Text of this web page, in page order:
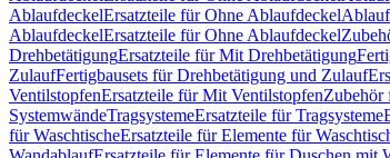
AblaufdeckelErsatzteile für Ohne Ablaufdeckel
AblaufdeckelErsatzteile für Ohne Ablaufdeckel
DrehbetätigungErsatzteile für Mit Drehbetätigung
ZulaufFertigbausets für Drehbetätigung und Zulauf
VentilstopfenErsatzteile für Mit VentilstopfenZubehör
SystemwändeTragsystemeErsatzteile für Tragsysteme
für WaschtischeErsatzteile für Elemente für